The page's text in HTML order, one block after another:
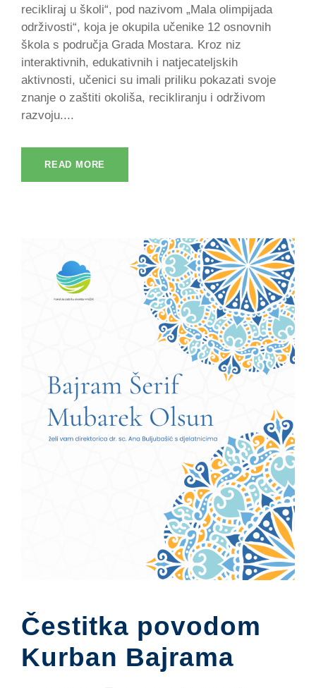
recikliraj u školi“, pod nazivom „Mala olimpijada
održivosti“, koja je okupila učenike 12 osnovnih
škola s područja Grada Mostara. Kroz niz
interaktivnih, edukativnih i natjecateljskih
aktivnosti, učenici su imali priliku pokazati svoje
znanje o zaštiti okoliša, recikliranju i održivom
razvoju....
READ MORE
Čestitka povodom
Kurban Bajrama